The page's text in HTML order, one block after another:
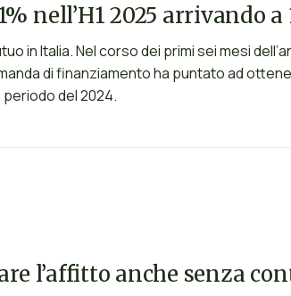
nell’H1 2025 arrivando a
in Italia. Nel corso dei primi sei mesi
di finanziamento ha puntato ad
del 2024.
l’affitto anche senza